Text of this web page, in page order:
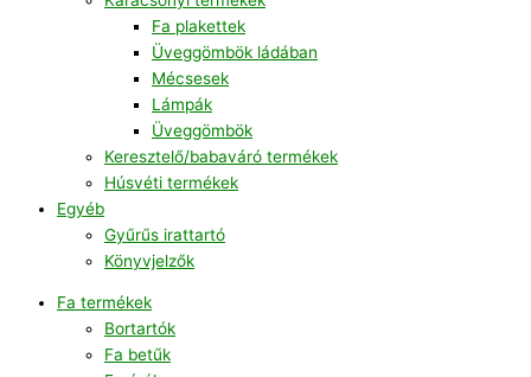
Fa plakettek
Üveggömbök ládában
Mécsesek
Lámpák
Üveggömbök
Keresztelő/babaváró termékek
Húsvéti termékek
Egyéb
Gyűrűs irattartó
Könyvjelzők
Fa termékek
Bortartók
Fa betűk